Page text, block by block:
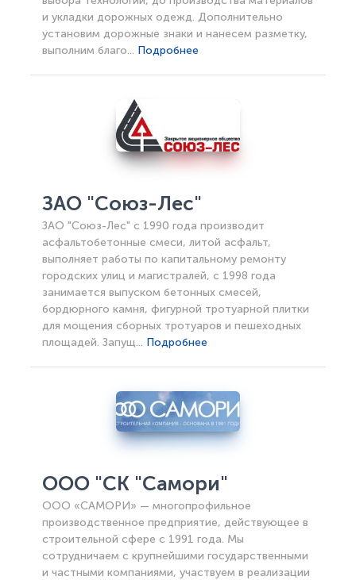
и укладки дорожных одежд. Дополнительно
установим дорожные знаки и нанесем разметку,
выполним благо... Подробнее
ЗАО "Союз-Лес"
ЗАО "Союз-Лес" с 1990 года производит
асфальтобетонные смеси, литой асфальт,
выполняет работы по капитальному ремонту
городских улиц и магистралей, с 1998 года
занимается выпуском бетонных смесей,
бордюрного камня, фигурной тротуарной плитки
для мощения сборных тротуаров и пешеходных
площадей. Запущ... Подробнее
ООО "СК "Самори"
ООО «САМОРИ» — многопрофильное
производственное предприятие, действующее в
строительной сфере с 1991 года. Мы
сотрудничаем с крупнейшими государственными
и частными компаниями, участвуем в реализации